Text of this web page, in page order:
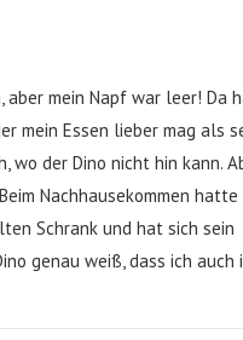
search
aber mein Napf war leer! Da
mein Essen lieber mag als
wo der Dino nicht hin kann.
Nachhausekommen hatte
Schrank und hat sich sein
genau weiß, dass ich auch